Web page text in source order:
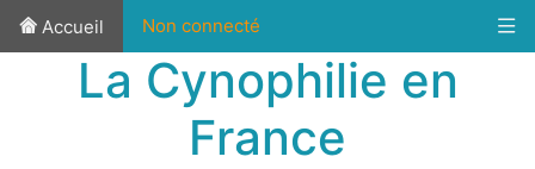
Accueil Non connecté
La Cynophilie en
France